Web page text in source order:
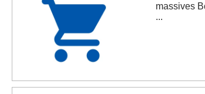
massives
...